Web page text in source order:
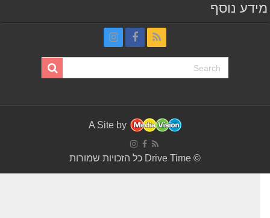
נוסף
A Site by